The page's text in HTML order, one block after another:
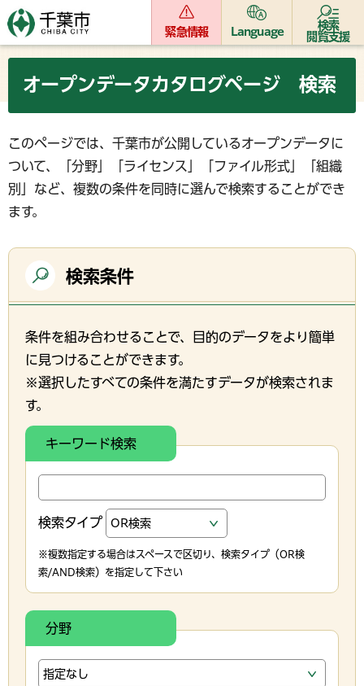
緊急情報 Language
検索
閲覧支援
オープンデータカタログページ 検索
このページでは、千葉市が公開しているオープンデータに
ついて、「分野」「ライセンス」「ファイル形式」「組織
別」など、複数の条件を同時に選んで検索することができ
ます。
検索条件
条件を組み合わせることで、目的のデータをより簡単
に見つけることができます。
※選択したすべての条件を満たすデータが検索されま
す。
キーワード検索
検索タイプ
※複数指定する場合はスペースで区切り、検索タイプ（OR検
索/AND検索）を指定して下さい
分野